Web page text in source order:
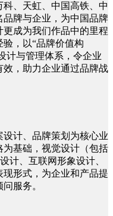
、天虹、中国高铁、中
品牌与企业，为中国品牌
成为我们作品中的里程
，以“品牌价值构
计与管理体系，令企业
，助力企业通过品牌战
计、品牌策划为核心业
基础，视觉设计（包括
计、互联网形象设计、
形式，为企业和产品提
服务。